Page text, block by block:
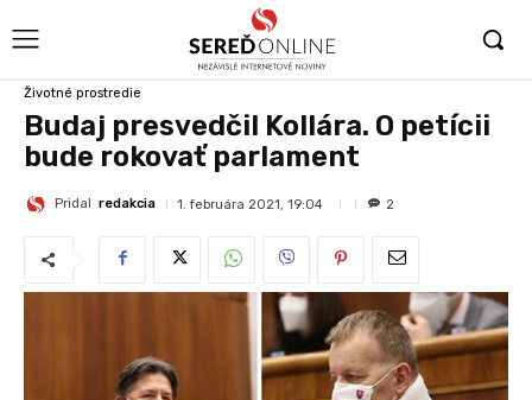
Životné prostredie
Budaj presvedčil Kollára. O petícii
bude rokovať parlament
Pridal redakcia 1. februára 2021, 19:04 2